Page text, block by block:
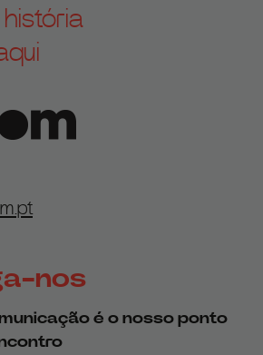
de Facebook
página de Linkedin
nos
é o nosso ponto